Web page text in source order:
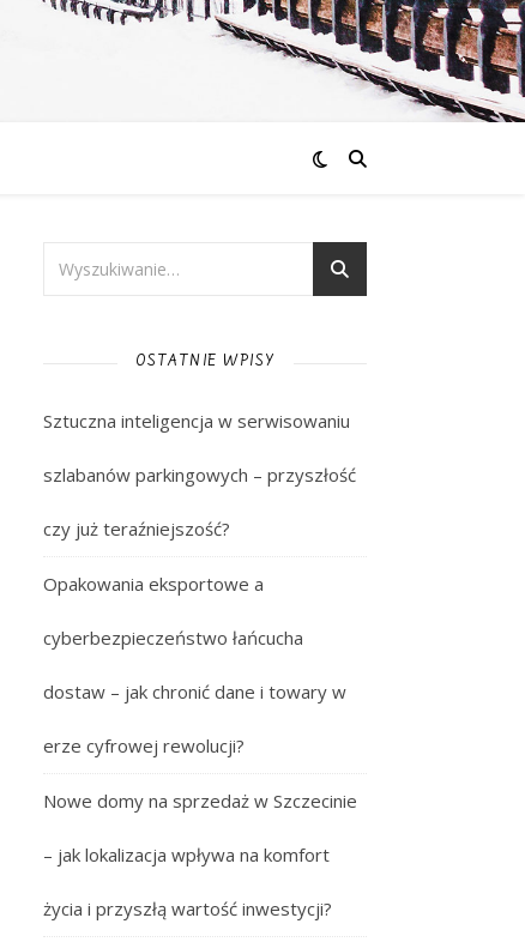
OSTATNIE WPISY
Sztuczna inteligencja w serwisowaniu
szlabanów parkingowych – przyszłość
czy już teraźniejszość?
Opakowania eksportowe a
cyberbezpieczeństwo łańcucha
dostaw – jak chronić dane i towary w
erze cyfrowej rewolucji?
Nowe domy na sprzedaż w Szczecinie
– jak lokalizacja wpływa na komfort
życia i przyszłą wartość inwestycji?